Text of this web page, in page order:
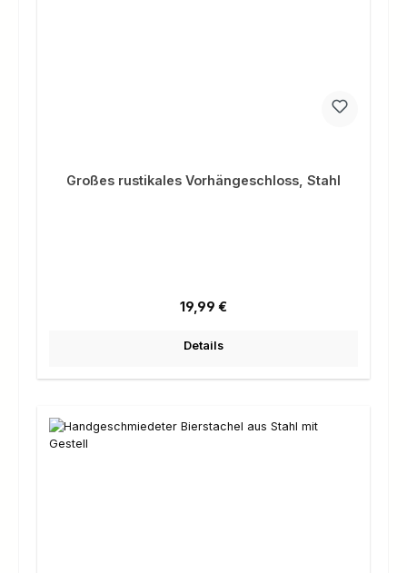
Großes rustikales Vorhängeschloss, Stahl
Regulärer Preis:
19,99 €
Details